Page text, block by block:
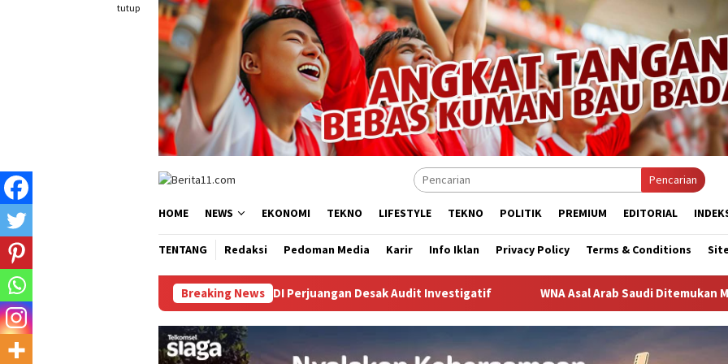
tutup
Pencarian
HOME NEWS EKONOMI TEKNO LIFESTYLE TEKNO POLITIK PREMIUM EDITORIAL
TENTANG Redaksi Pedoman Media Karir Info Iklan Privacy Policy Terms & Conditions
Breaking News
LHP BPK, Legislator PDI Perjuangan Desak Audit Investigatif WNA Asal Arab Saudi Ditemukan Meninggal di Desa